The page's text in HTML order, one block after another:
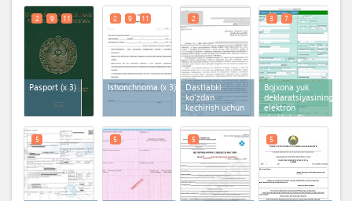
Pasport (x 3)
2 9 11
Ishonchnoma (x 3)
2 9 11
Dastlabki
ko'zdan
kechirish uchun
ariza
2
Bojxona yuk
deklaratsiyasining
elektron
shakli(x 2)
3 7
5 5 5 5